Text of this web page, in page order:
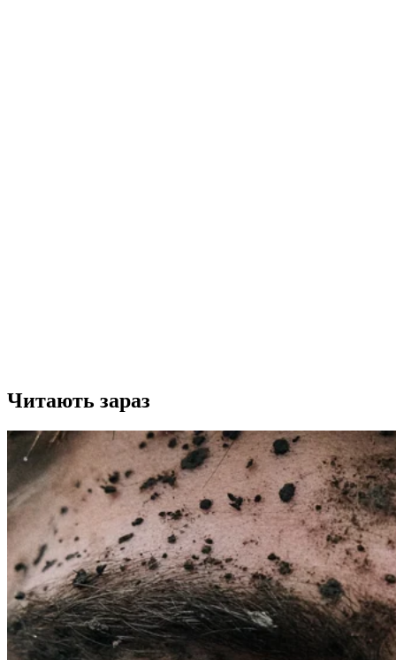
Читають зараз